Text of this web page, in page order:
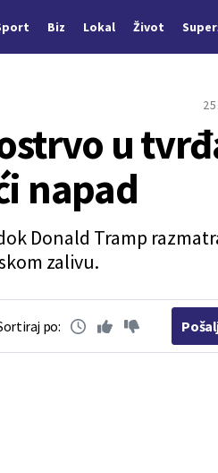
Biz Lokal Život
u
napad
Donald Tramp
zalivu.
po: